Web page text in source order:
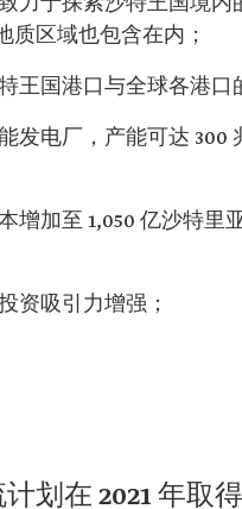
质区域也包含在内；
王国港口与全球各港口
发电厂，产能可达
增加至 1,050 亿沙特
资吸引力增强；
划在 2021 年取